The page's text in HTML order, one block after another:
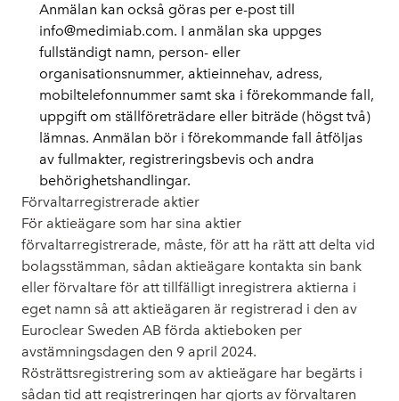
Anmälan kan också göras per e-post till
info@medimiab.com. I anmälan ska uppges
fullständigt namn, person- eller
organisationsnummer, aktieinnehav, adress,
mobiltelefonnummer samt ska i förekommande fall,
uppgift om ställföreträdare eller biträde (högst två)
lämnas. Anmälan bör i förekommande fall åtföljas
av fullmakter, registreringsbevis och andra
behörighetshandlingar.
Förvaltarregistrerade aktier
För aktieägare som har sina aktier
förvaltarregistrerade, måste, för att ha rätt att delta vid
bolagsstämman, sådan aktieägare kontakta sin bank
eller förvaltare för att tillfälligt inregistrera aktierna i
eget namn så att aktieägaren är registrerad i den av
Euroclear Sweden AB förda aktieboken per
avstämningsdagen den 9 april 2024.
Rösträttsregistrering som av aktieägare har begärts i
sådan tid att registreringen har gjorts av förvaltaren